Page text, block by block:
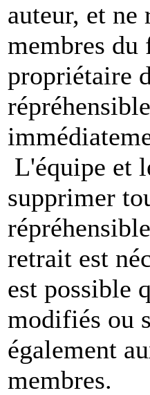
auteur, et ne
membres du
propriétaire
L'équipe et
supprimer
retrait est
est possible
modifiés ou
également
membres.